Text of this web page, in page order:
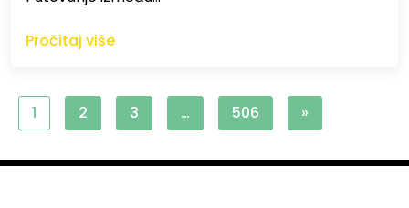
Pročitaj više
1 2 3 … 506 »